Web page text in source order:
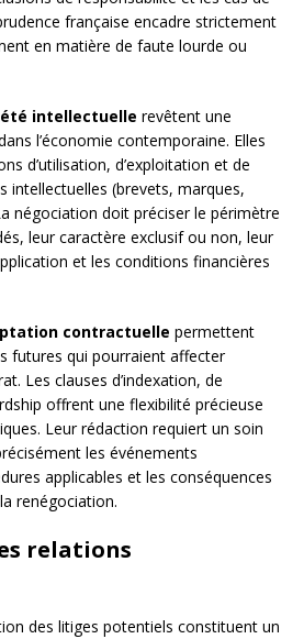
française encadre strictement
en matière de faute lourde ou
intellectuelle revêtent une
l’économie contemporaine. Elles
d’utilisation, d’exploitation et de
intellectuelles (brevets, marques,
négociation doit préciser le périmètre
leur caractère exclusif ou non, leur
et les conditions financières
contractuelle permettent
futures qui pourraient affecter
Les clauses d’indexation, de
offrent une flexibilité précieuse
Leur rédaction requiert un soin
les événements
applicables et les conséquences
renégociation.
relations
des litiges potentiels constituent un